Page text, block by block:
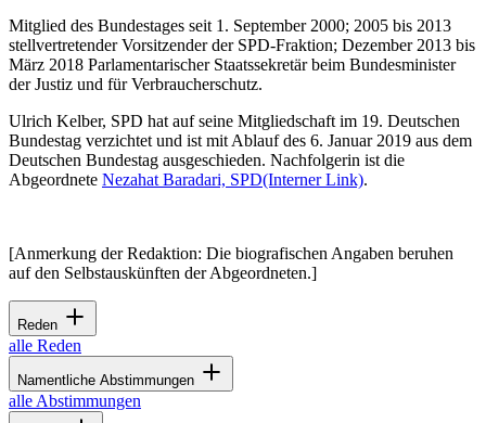
Mitglied des Bundestages seit 1. September 2000; 2005 bis 2013
stellvertretender Vorsitzender der SPD-Fraktion; Dezember 2013 bis
März 2018 Parlamentarischer Staatssekretär beim Bundesminister
der Justiz und für Verbraucherschutz.
Ulrich Kelber, SPD hat auf seine Mitgliedschaft im 19. Deutschen
Bundestag verzichtet und ist mit Ablauf des 6. Januar 2019 aus dem
Deutschen Bundestag ausgeschieden. Nachfolgerin ist die
Abgeordnete Nezahat Baradari, SPD(Interner Link).
[Anmerkung der Redaktion: Die biografischen Angaben beruhen
auf den Selbstauskünften der Abgeordneten.]
Reden
alle Reden
Namentliche Abstimmungen
alle Abstimmungen